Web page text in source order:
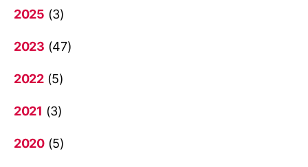
2025 (3)
2023 (47)
2022(5)
2021 (3)
2020(5)